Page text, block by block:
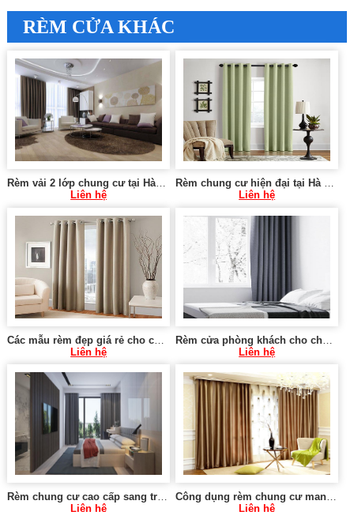
RÈM CỬA KHÁC
Rèm vải 2 lớp chung cư tại Hà Cầu, Hà Đông
Liên hệ
Rèm chung cư hiện đại tại Hà Nội 0975 765 295 VU077
Liên hệ
Các mẫu rèm đẹp giá rẻ cho chung cư tại Hà Nội 0975 765 295 SK579
Liên hệ
Rèm cửa phòng khách cho chung cư tại Hà Nội 0975 765 295 SK581
Liên hệ
Rèm chung cư cao cấp sang trọng tại Hà Nội 0975 765 295 KT580
Liên hệ
Công dụng rèm chung cư mang lại 0975 765 295 MT021
Liên hệ